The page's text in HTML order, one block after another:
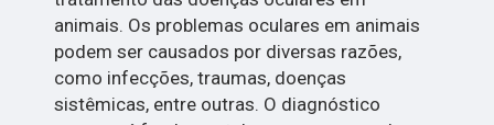
animais. Os problemas oculares em animais
podem ser causados por diversas razões,
como infecções, traumas, doenças
sistêmicas, entre outras. O diagnóstico